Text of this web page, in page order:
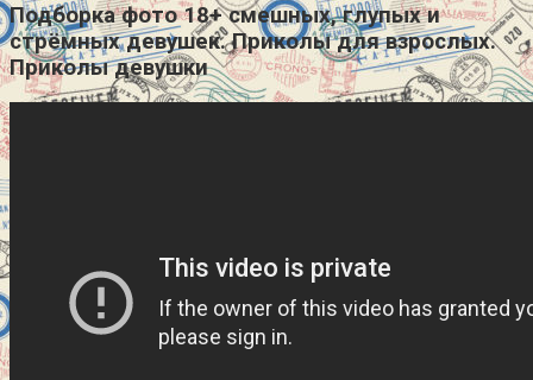
Подборка фото 18+ смешных, глупых и
стрёмных девушек. Приколы для взрослых.
Приколы девушки